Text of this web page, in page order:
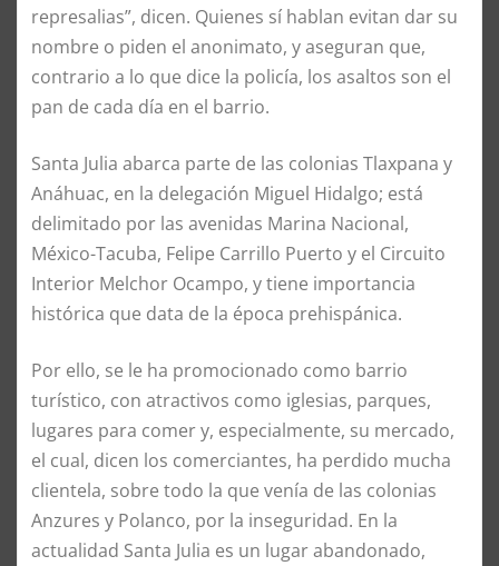
represalias”, dicen. Quienes sí hablan evitan dar su
nombre o piden el anonimato, y aseguran que,
contrario a lo que dice la policía, los asaltos son el
pan de cada día en el barrio.
Santa Julia abarca parte de las colonias Tlaxpana y
Anáhuac, en la delegación Miguel Hidalgo; está
delimitado por las avenidas Marina Nacional,
México-Tacuba, Felipe Carrillo Puerto y el Circuito
Interior Melchor Ocampo, y tiene importancia
histórica que data de la época prehispánica.
Por ello, se le ha promocionado como barrio
turístico, con atractivos como iglesias, parques,
lugares para comer y, especialmente, su mercado,
el cual, dicen los comerciantes, ha perdido mucha
clientela, sobre todo la que venía de las colonias
Anzures y Polanco, por la inseguridad. En la
actualidad Santa Julia es un lugar abandonado,